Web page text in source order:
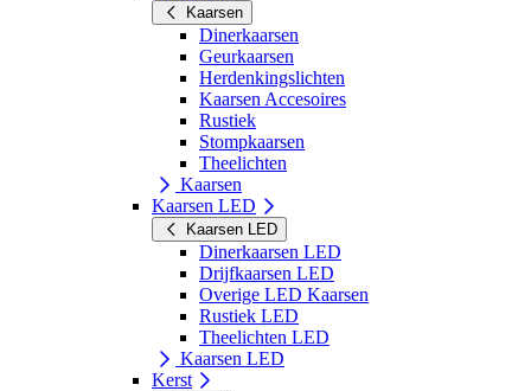
Kaarsen
Dinerkaarsen
Geurkaarsen
Herdenkingslichten
Kaarsen Accesoires
Rustiek
Stompkaarsen
Theelichten
Kaarsen
Kaarsen LED
Kaarsen LED
Dinerkaarsen LED
Drijfkaarsen LED
Overige LED Kaarsen
Rustiek LED
Theelichten LED
Kaarsen LED
Kerst